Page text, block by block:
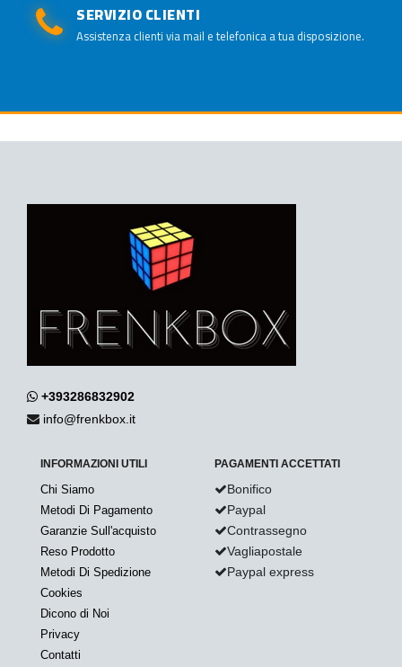
SERVIZIO CLIENTI
Assistenza clienti via mail e telefonica a tua disposizione.
+393286832902
info@frenkbox.it
INFORMAZIONI UTILI
Chi Siamo
Metodi Di Pagamento
Garanzie Sull'acquisto
Reso Prodotto
Metodi Di Spedizione
Cookies
Dicono di Noi
Privacy
Contatti
PAGAMENTI ACCETTATI
Bonifico
Paypal
Contrassegno
Vagliapostale
Paypal express